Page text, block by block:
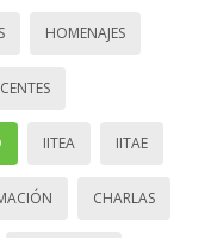
HOMENAJES
IITEA IITAE
CHARLAS